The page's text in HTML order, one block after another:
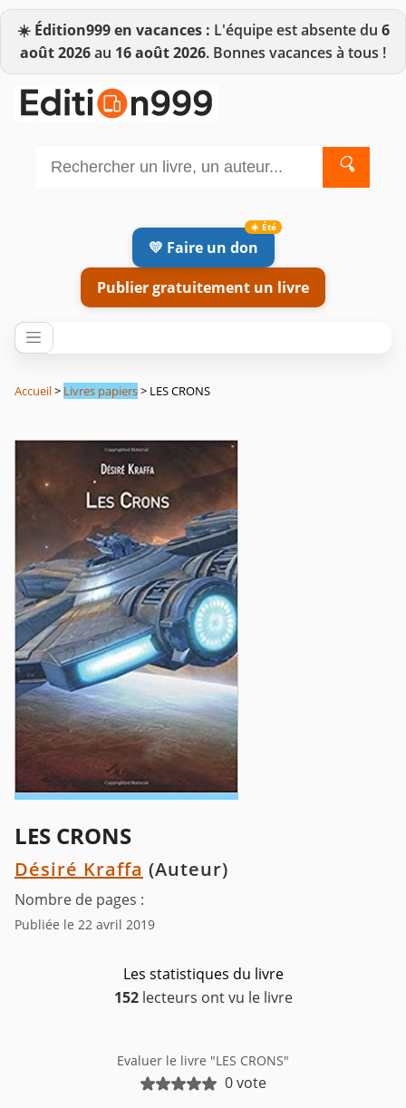
☀️ Édition999 en vacances : L'équipe est absente du 6
août 2026au 16 août 2026. Bonnes vacances à tous !
🔍
💛 Faire un don
Publier gratuitement un livre
Accueil> Livres papiers> LES CRONS
LES CRONS
Désiré Kraffa (Auteur)
Nombre de pages :
Publiée le 22 avril 2019
Les statistiques du livre
152lecteurs ont vu le livre
Evaluer le livre "LES CRONS"
0 vote